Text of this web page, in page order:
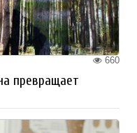
660
превращает